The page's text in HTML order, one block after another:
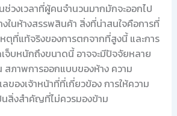
วงเวลาที่ผู้คนจำนวนมากมักจะออกไป
งในห้างสรรพสินค้า สิ่งที่น่าสนใจคือการที่
หตุที่แท้จริงของการตกจากที่สูงนี้ และการ
จ็บหนักถึงขนาดนี้ อาจจะมีปัจจัยหลาย
สภาพการออกแบบของห้าง ความ
องเจ้าหน้าที่ที่เกี่ยวข้อง การให้ความ
นสิ่งสำคัญที่ไม่ควรมองข้าม